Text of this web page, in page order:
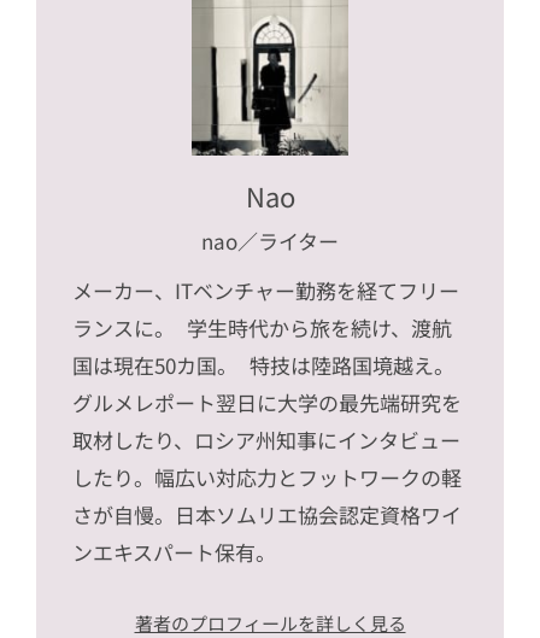
Nao
nao／ライター
メーカー、ITベンチャー勤務を経てフリー
ランスに。 学生時代から旅を続け、渡航
国は現在50カ国。 特技は陸路国境越え。
グルメレポート翌日に大学の最先端研究を
取材したり、ロシア州知事にインタビュー
したり。幅広い対応力とフットワークの軽
さが自慢。日本ソムリエ協会認定資格ワイ
ンエキスパート保有。
著者のプロフィールを詳しく見る